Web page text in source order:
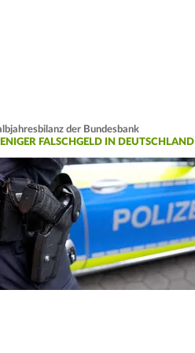
der Bundesbank
FALSCHGELD IN DEUTSCHLAND